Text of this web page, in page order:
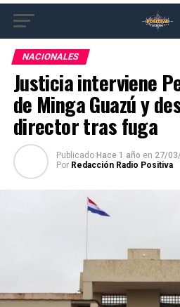
NACIONALES
Justicia interviene
de Minga Guazú y
director tras fuga
Publicado Hace 1 año en 27/
Por Redacción Radio Positiva